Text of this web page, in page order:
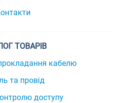
ТОВАРІВ
кабелю
та провід
доступу